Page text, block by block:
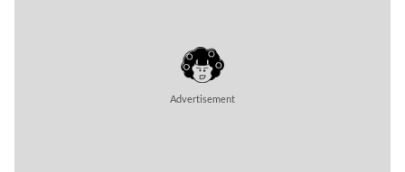
Advertisement